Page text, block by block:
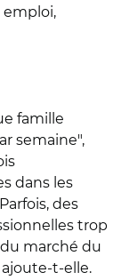
emploi,
famille
semaine",
dans les
des
trop
marché du
ajoute-t-elle.